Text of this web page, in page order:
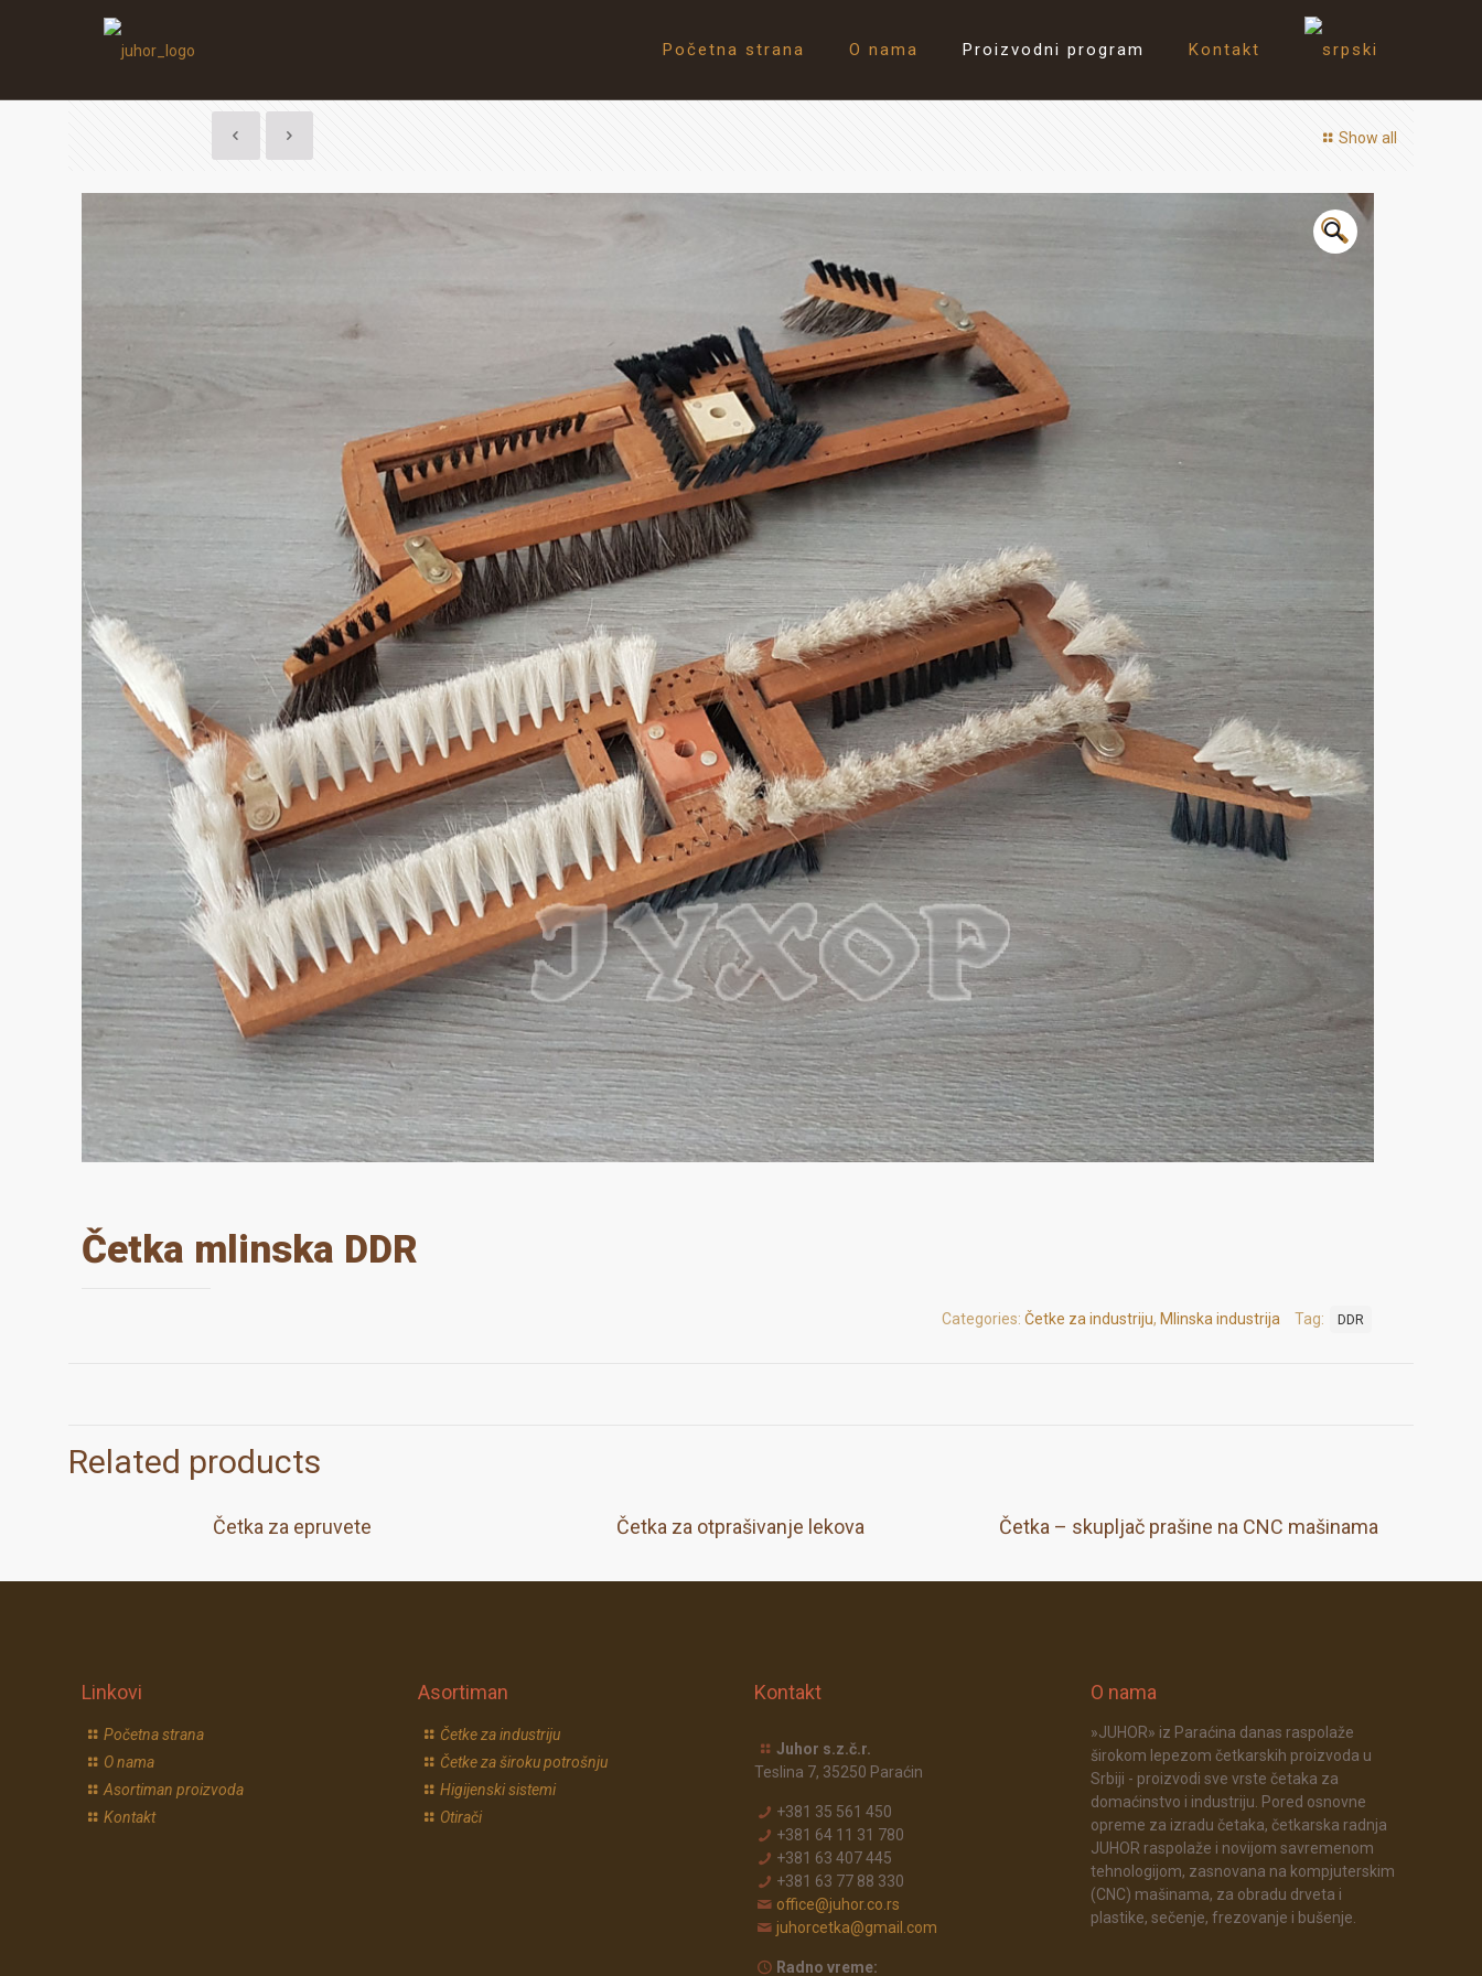
Početna strana O nama Proizvodni program Kontakt
Show all
🔍
Četka mlinska DDR
Categories: Četke za industriju, Mlinska industrija Tag: DDR
Related products
Četka za epruvete Četka za otprašivanje lekova Četka – skupljač prašine na CNC mašinama
Linkovi
Početna strana
O nama
Asortiman proizvoda
Kontakt
Asortiman
Četke za industriju
Četke za široku potrošnju
Higijenski sistemi
Otirači
Kontakt
Juhor s.z.č.r.
Teslina 7, 35250 Paraćin
+381 35 561 450
+381 64 11 31 780
+381 63 407 445
+381 63 77 88 330
office@juhor.co.rs
juhorcetka@gmail.com
Radno vreme:
O nama
»JUHOR» iz Paraćina danas raspolaže
širokom lepezom četkarskih proizvoda u
Srbiji - proizvodi sve vrste četaka za
domaćinstvo i industriju. Pored osnovne
opreme za izradu četaka, četkarska radnja
JUHOR raspolaže i novijom savremenom
tehnologijom, zasnovana na kompjuterskim
(CNC) mašinama, za obradu drveta i
plastike, sečenje, frezovanje i bušenje.